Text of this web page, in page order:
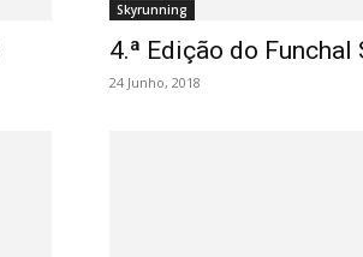
Skyrunning
4.ª Edição do Funchal
24 Junho, 2018